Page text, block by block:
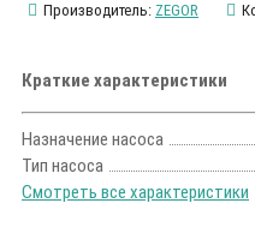
Производитель: ZEGOR
Краткие характеристики
Назначение насоса
Тип насоса
Смотреть все характеристики